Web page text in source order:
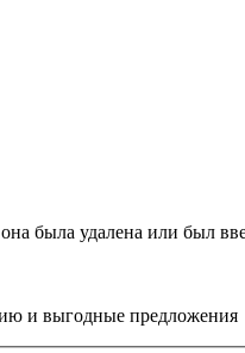
была удалена или был
и выгодные предложения